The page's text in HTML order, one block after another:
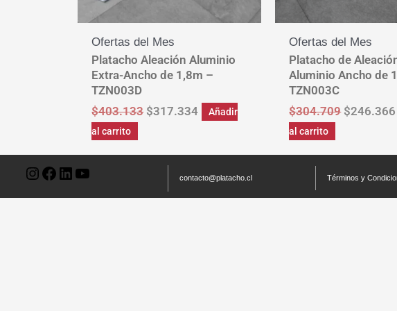
Ofertas del Mes
Platacho Aleación Aluminio
Extra-Ancho de 1,8m –
TZN003D
$403.133 $317.334
Añadir
al carrito
Ofertas del Mes
Platacho de
Aluminio Ancho de
TZN003C
$304.709 $246.366
al carrito
InstagramFacebook
LinkedIn
contacto@platacho.cl
Términos y